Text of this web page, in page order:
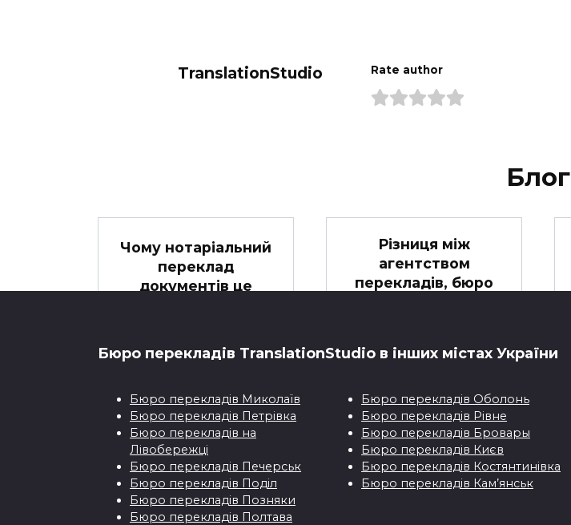
TranslationStudio Rate author
Блог
Чому нотаріальний
переклад
документів це
документи – це не просто
0
Різниця між
агентством
перекладів, бюро
Сьогодні все частіше
людям, компаніям,
0
Переклад онлайн
Бюро перекладiв TranslationStudio в iнших мiстах України
Бюро перекладiв Миколаїв
Бюро перекладiв Петрівка
Бюро перекладiв на
Лівобережці
Бюро перекладiв Печерськ
Бюро перекладiв Поділ
Бюро перекладiв Позняки
Бюро перекладiв Полтава
Бюро перекладiв Оболонь
Бюро перекладiв Рівне
Бюро перекладiв Бровары
Бюро перекладiв Києв
Бюро перекладiв Костянтинівка
Бюро перекладів Кам’янськ